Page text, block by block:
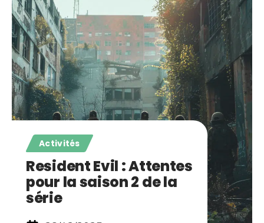
Activités
Resident Evil : Attentes
pour la saison 2 de la
série